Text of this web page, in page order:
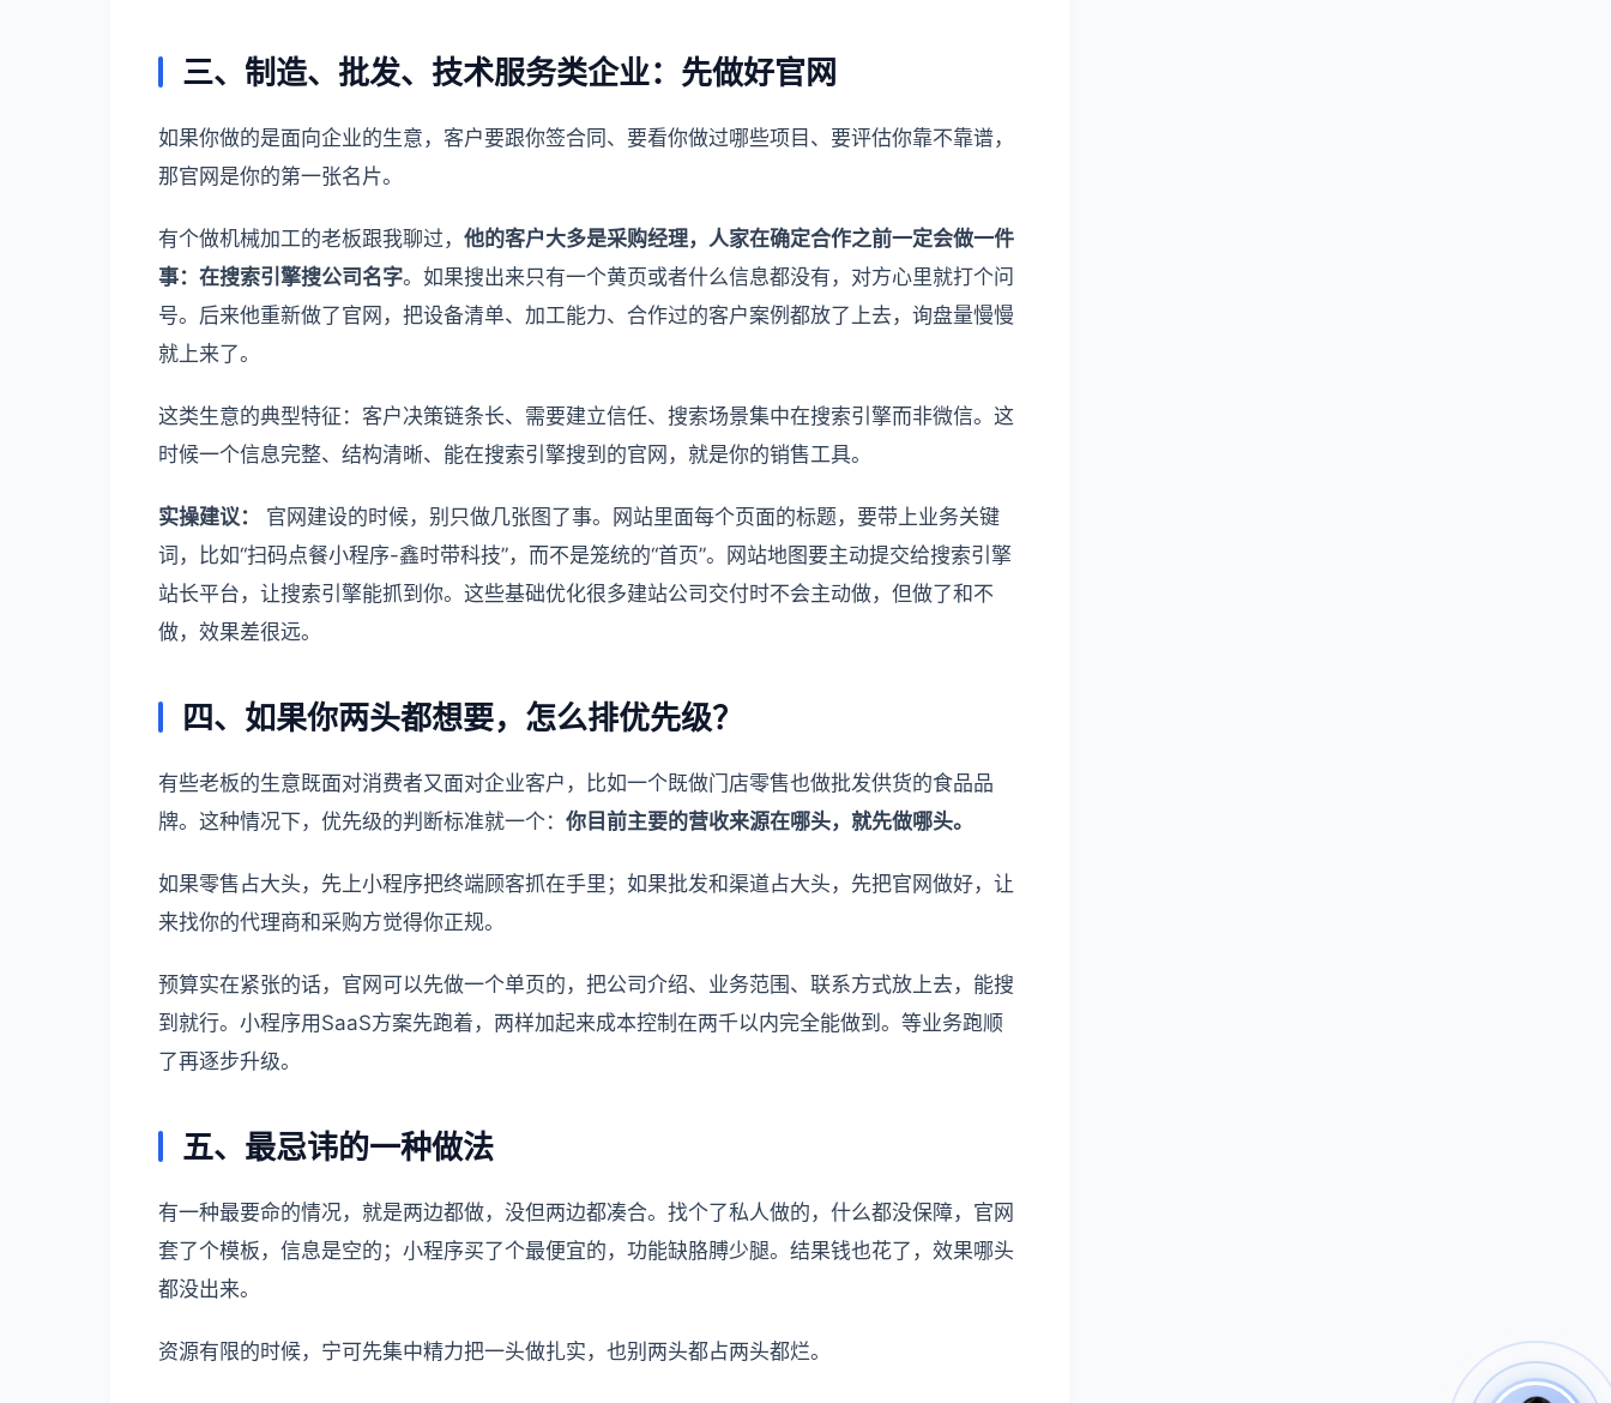
三、制造、批发、技术服务类企业：先做好官网
如果你做的是面向企业的生意，客户要跟你签合同、要看你做过哪些项目、要评估你靠不靠谱，
那官网是你的第一张名片。
有个做机械加工的老板跟我聊过， 他的客户大多是采购经理，人家在确定合作之前一定会做一件
事：在搜索引擎搜公司名字。如果搜出来只有一个黄页或者什么信息都没有，对方心里就打个问
号。后来他重新做了官网，把设备清单、加工能力、合作过的客户案例都放了上去，询盘量慢慢
就上来了。
这类生意的典型特征：客户决策链条长、需要建立信任、搜索场景集中在搜索引擎而非微信。这
时候一个信息完整、结构清晰、能在搜索引擎搜到的官网，就是你的销售工具。
实操建议：
官网建设的时候，别只做几张图了事。网站里面每个页面的标题，要带上业务关键
词，比如“扫码点餐小程序-鑫时带科技”，而不是笼统的“首页”。网站地图要主动提交给搜索引擎
站长平台，让搜索引擎能抓到你。这些基础优化很多建站公司交付时不会主动做，但做了和不
做，效果差很远。
四、如果你两头都想要，怎么排优先级？
有些老板的生意既面对消费者又面对企业客户，比如一个既做门店零售也做批发供货的食品品
牌。这种情况下，优先级的判断标准就一个： 你目前主要的营收来源在哪头，就先做哪头。
如果零售占大头，先上小程序把终端顾客抓在手里；如果批发和渠道占大头，先把官网做好，让
来找你的代理商和采购方觉得你正规。
预算实在紧张的话，官网可以先做一个单页的，把公司介绍、业务范围、联系方式放上去，能搜
到就行。小程序用SaaS方案先跑着，两样加起来成本控制在两千以内完全能做到。等业务跑顺
了再逐步升级。
五、最忌讳的一种做法
有一种最要命的情况，就是两边都做，没但两边都凑合。找个了私人做的，什么都没保障，官网
套了个模板，信息是空的；小程序买了个最便宜的，功能缺胳膊少腿。结果钱也花了，效果哪头
都没出来。
资源有限的时候，宁可先集中精力把一头做扎实，也别两头都占两头都烂。